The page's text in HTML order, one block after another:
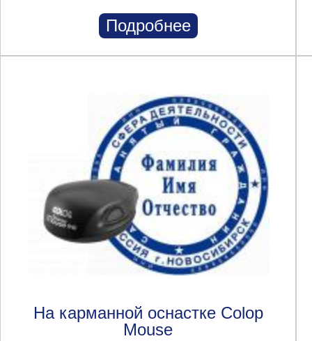
Подробнее
На карманной оснастке Colop
Mouse